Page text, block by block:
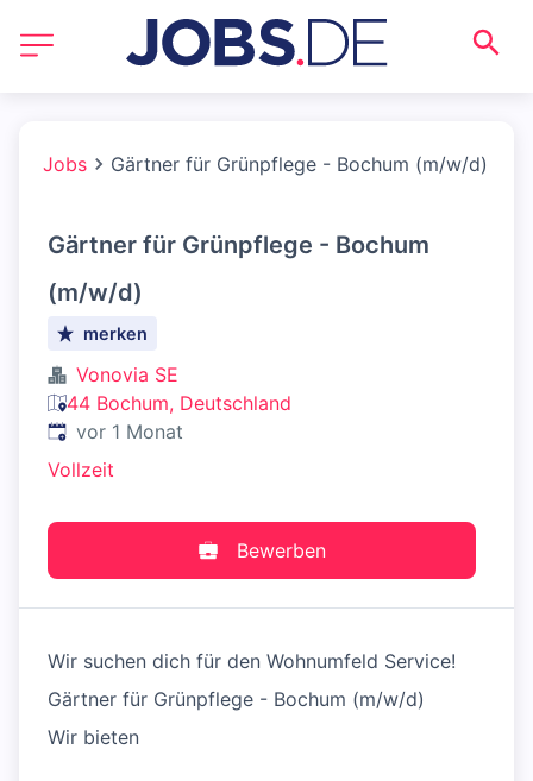
Jobs Gärtner für Grünpflege - Bochum (m/w/d)
Gärtner für Grünpflege - Bochum
(m/w/d)
merken
Vonovia SE
44 Bochum, Deutschland
Veröffentlicht:
vor 1 Monat
Vollzeit
Bewerben
Wir suchen dich für den Wohnumfeld Service!
Gärtner für Grünpflege - Bochum (m/w/d)
Wir bieten